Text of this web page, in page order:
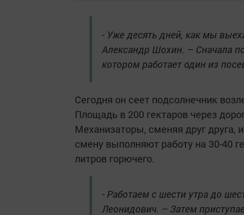
- Уже десять дней, как мы
Александр Шохин. – Сначала
котором работает один из
Сегодня он сеет подсолнечник
Площадь в 200 гектаров через
Механизаторы, сменяя друг друга,
смену выполняют работу на 30-40
литров горючего.
- Работаем с шести утра до
Леонидович. – Затем